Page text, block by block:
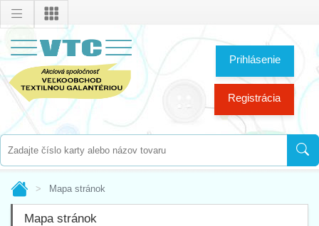
Prihlásenie
Registrácia
Mapa stránok
Mapa stránok